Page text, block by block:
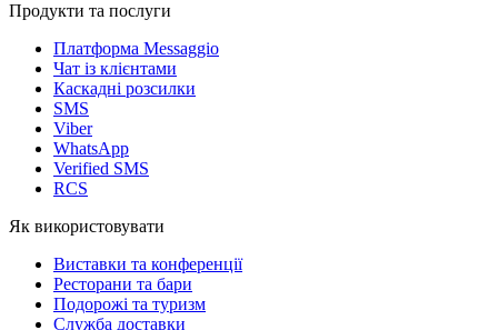
Продукти та послуги
Платформа Messaggio
Чат із клієнтами
Каскадні розсилки
SMS
Viber
WhatsApp
Verified SMS
RCS
Як використовувати
Виставки та конференції
Ресторани та бари
Подорожі та туризм
Служба доставки